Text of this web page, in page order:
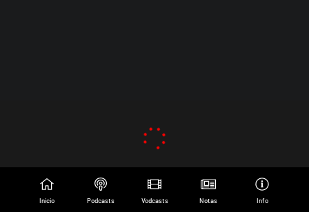
Inicio Podcasts Vodcasts Notas Info